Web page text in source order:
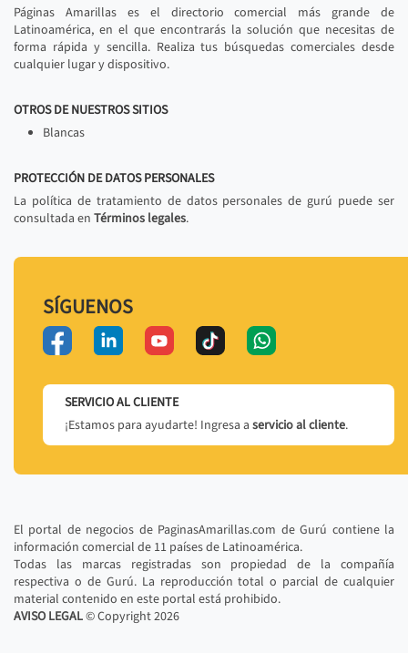
Páginas Amarillas es el directorio comercial más grande de
Latinoamérica, en el que encontrarás la solución que necesitas de
forma rápida y sencilla. Realiza tus búsquedas comerciales desde
cualquier lugar y dispositivo.
OTROS DE NUESTROS SITIOS
Blancas
PROTECCIÓN DE DATOS PERSONALES
La política de tratamiento de datos personales de gurú puede ser
consultada en Términos legales.
SÍGUENOS
SERVICIO AL CLIENTE
¡Estamos para ayudarte! Ingresa a servicio al cliente.
El portal de negocios de PaginasAmarillas.com de Gurú contiene la
información comercial de 11 países de Latinoamérica.
Todas las marcas registradas son propiedad de la compañía
respectiva o de Gurú. La reproducción total o parcial de cualquier
material contenido en este portal está prohibido.
AVISO LEGAL© Copyright2026